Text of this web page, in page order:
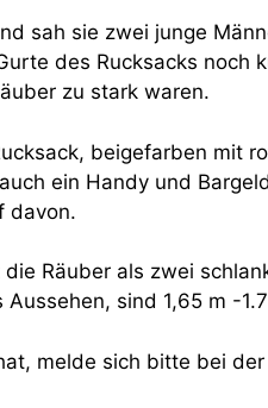
sah sie zwei junge
des Rucksacks noch
zu stark waren.
beigefarben mit
ein Handy und
davon.
Räuber als zwei
sind 1,65 m -
melde sich bitte bei